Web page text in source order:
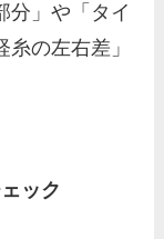
分」や「タイ
の左右差」
ック